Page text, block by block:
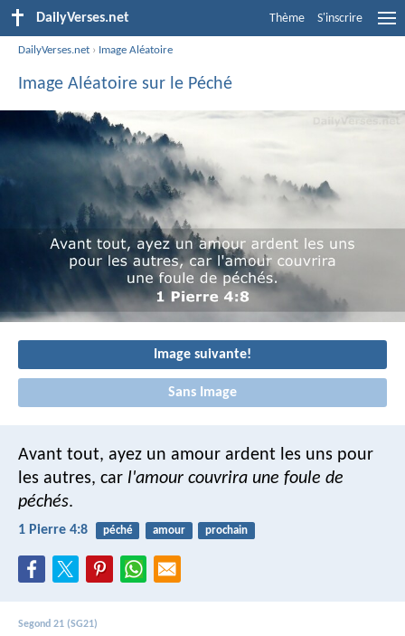
DailyVerses.net Thème S'inscrire
DailyVerses.net › Image Aléatoire
Image Aléatoire sur le Péché
Image suivante!
Sans Image
Avant tout, ayez un amour ardent les uns pour
les autres, car l'amour couvrira une foule de
péchés.
1 Pierre 4:8 péché amour prochain
Segond 21 (SG21)